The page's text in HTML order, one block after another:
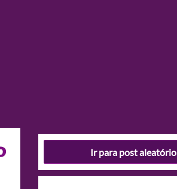
Ir para post aleatório